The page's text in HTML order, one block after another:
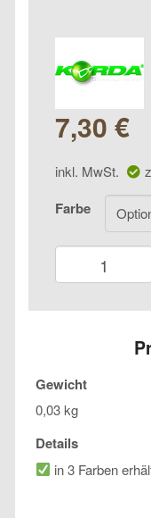
7,30 €
inkl. MwSt.
Farbe
Korda
Matter
Tungsten
Gewicht
0,03 kg
Details
in 3 Farben